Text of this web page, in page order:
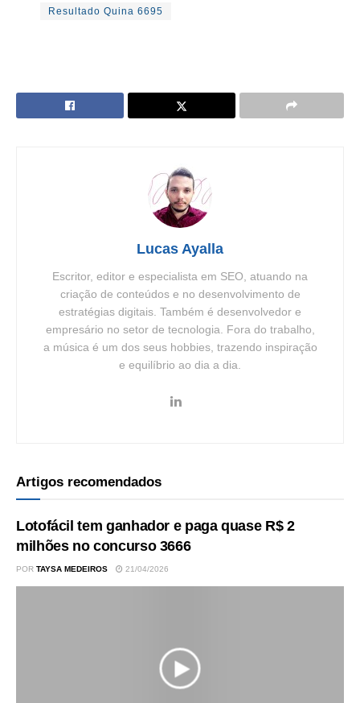
Resultado Quina 6695
Lucas Ayalla
Escritor, editor e especialista em SEO, atuando na
criação de conteúdos e no desenvolvimento de
estratégias digitais. Também é desenvolvedor e
empresário no setor de tecnologia. Fora do trabalho,
a música é um dos seus hobbies, trazendo inspiração
e equilíbrio ao dia a dia.
Artigos recomendados
Lotofácil tem ganhador e paga quase R$ 2
milhões no concurso 3666
POR TAYSA MEDEIROS 21/04/2026